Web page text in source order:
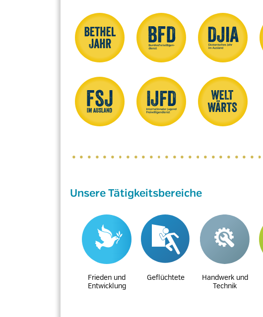
Unsere Tätigkeitsbereiche
Frieden und
Entwicklung
Geflüchtete
Handwerk und
Technik